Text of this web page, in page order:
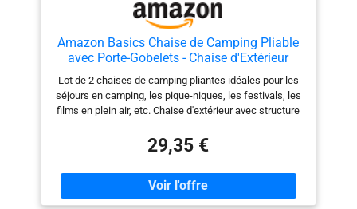
Amazon Basics Chaise de Camping Pliable
avec Porte-Gobelets - Chaise d'Extérieur
avec Armature en Acier, Résistante à l'eau,
avec Sac de Transport - 72,5cm x 52,5cm x
93,2cm - Noir - Lot de 2
Lot de 2 chaises de camping pliantes idéales pour les
séjours en camping, les pique-niques, les festivals, les
films en plein air, etc. Chaise d'extérieur avec structure
Accoudoirs confortables avec porte-gobelet intégré
pour les boissons ou d'autres objets essentiels La
chaise de camping portable se replie pour faciliter le
stockage et le transport ; comprend un étui de transport
avec bandoulière Dimensions : 72,5 x 52,5 x 93,2 cm (L
29,35 €